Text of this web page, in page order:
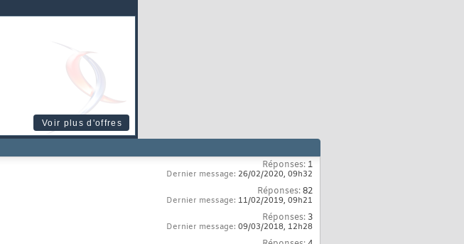
Voir plus d'offres
Réponses: 1
Dernier message: 26/02/2020, 09h32
Réponses:82
Dernier message: 11/02/2019, 09h21
Réponses: 3
Dernier message: 09/03/2018, 12h28